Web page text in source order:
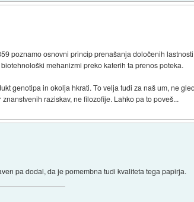
poznamo osnovni princip prenašanja določenih
mehanizmi preko katerih ta prenos poteka.
genotipa in okolja hkrati. To velja tudi za naš um, ne
raziskav, ne filozofije. Lahko pa to poveš...
pa dodal, da je pomembna tudi kvaliteta tega papirja.